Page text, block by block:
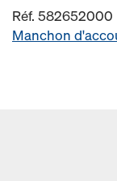
Réf. 582652000
Manchon